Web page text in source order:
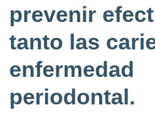
prevenir
tanto las
enfermedad
periodontal.